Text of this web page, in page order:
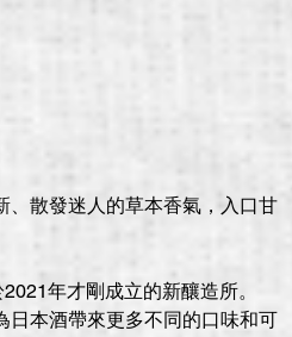
、散發迷人的草本香氣，入口甘
年才剛成立的新釀造所。
日本酒帶來更多不同的口味和可